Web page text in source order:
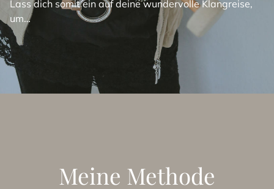
Lass dich somit ein auf deine wundervolle Klangreise,
um…
Meine Methode